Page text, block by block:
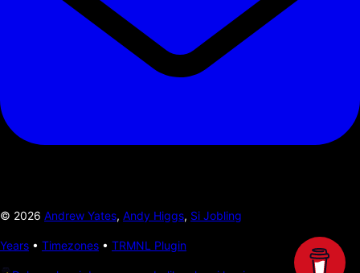
© 2026 Andrew Yates, Andy Higgs, Si Jobling
Years • Timezones • TRMNL Plugin